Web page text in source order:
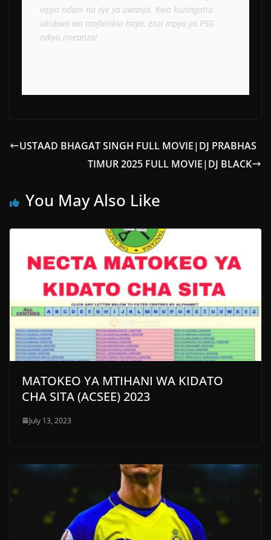
vipya ndani na nje ya uwanja. Kwa kuzingatia
ukubwa wa mafanikio haya, enzi mpya ya PSG
ndiyo imeanza!
USTAAD BHAGAT SINGH FULL MOVIE|DJ PRABHAS
TIMUR 2025 FULL MOVIE|DJ BLACK
You May Also Like
MATOKEO YA MTIHANI WA KIDATO
CHA SITA (ACSEE) 2023
July 13, 2023